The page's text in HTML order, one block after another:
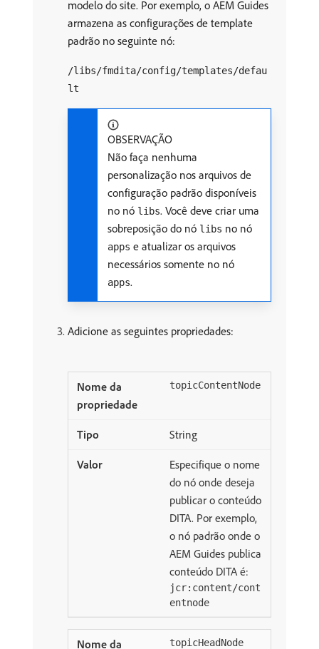
modelo do site. Por exemplo, o AEM Guides
armazena as configurações de template
padrão no seguinte nó:
/libs/fmdita/config/templates/defau
lt
OBSERVAÇÃO
Não faça nenhuma
personalização nos arquivos de
configuração padrão disponíveis
no nó libs. Você deve criar uma
sobreposição do nó libs no nó
apps e atualizar os arquivos
necessários somente no nó
apps.
Adicione as seguintes propriedades:
topicContentNode
String
Especifique o nome
do nó onde deseja
publicar o conteúdo
DITA. Por exemplo,
o nó padrão onde o
AEM Guides publica
conteúdo DITA é:
jcr:content/cont
entnode
topicHeadNode